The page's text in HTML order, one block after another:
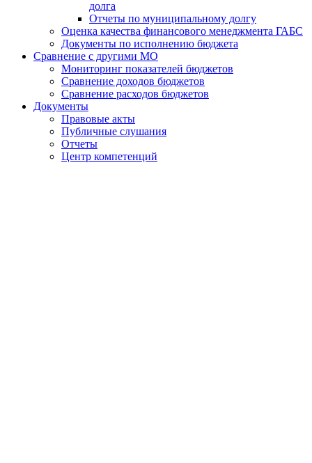
долга
Отчеты по муниципальному долгу
Оценка качества финансового менеджмента ГАБС
Документы по исполнению бюджета
Сравнение с другими МО
Мониторинг показателей бюджетов
Сравнение доходов бюджетов
Сравнение расходов бюджетов
Документы
Правовые акты
Публичные слушания
Отчеты
Центр компетенций